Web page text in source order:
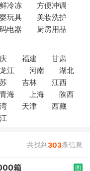
冷冻
方便冲调
玩具
美妆洗护
电器
厨房用品
福建
甘肃
江 河南
湖北
吉林
江西
青海 上海
陕西
天津
西藏
共找到303条信息
箱
图